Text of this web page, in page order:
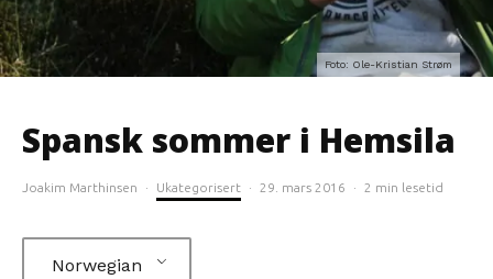
Foto: Ole-Kristian Strøm
Spansk sommer i Hemsila
Joakim Marthinsen · Ukategorisert · 29. mars 2016 · 2 min lesetid
Norwegian